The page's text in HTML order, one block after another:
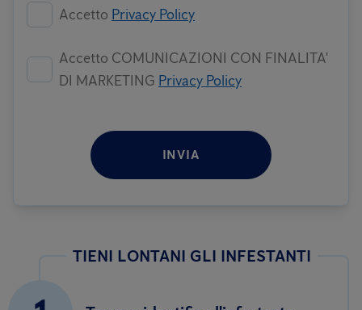
Accetto Privacy Policy
Accetto COMUNICAZIONI CON FINALITA'
DI MARKETING Privacy Policy
INVIA
TIENI LONTANI GLI INFESTANTI